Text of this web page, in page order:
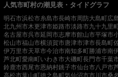
人気市町村の潮見表・タイドグラフ
明石市浜松市糸島市長崎市周防大島町広
北九州市木更津市姫路市淡路市九十九里
名古屋市呉市延岡市志摩市館山市平塚市
松山市福山市横須賀市唐津市津市長島町
伊万里市天草市今治市南知多町勝浦市南
芦北町愛南町いわき市大磯町長門市千葉
鈴鹿市西尾市恩納村銚子市仙台市八戸市
高松市葉山町徳之島町気仙沼市市川市桑